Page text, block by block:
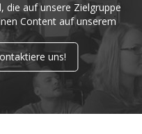
die auf unsere Zielgruppe
Content auf unserem
uns!